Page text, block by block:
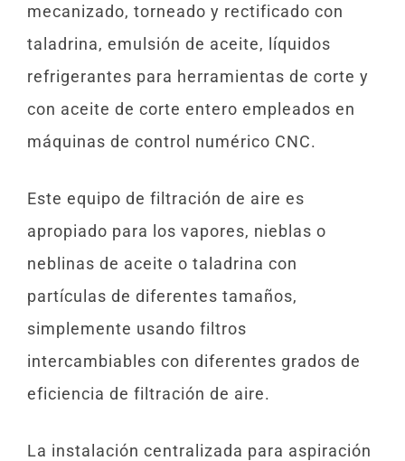
mecanizado, torneado y rectificado con
taladrina, emulsión de aceite, líquidos
refrigerantes para herramientas de corte y
con aceite de corte entero empleados en
máquinas de control numérico CNC.
Este equipo de filtración de aire es
apropiado para los vapores, nieblas o
neblinas de aceite o taladrina con
partículas de diferentes tamaños,
simplemente usando filtros
intercambiables con diferentes grados de
eficiencia de filtración de aire.
La instalación centralizada para aspiración